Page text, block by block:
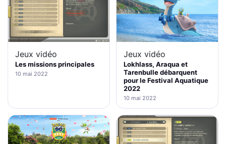
Jeux vidéo
Les missions principales
10 mai 2022
Jeux vidéo
Lokhlass, Araqua et
Tarenbulle débarquent
pour le Festival Aquatique
2022
10 mai 2022